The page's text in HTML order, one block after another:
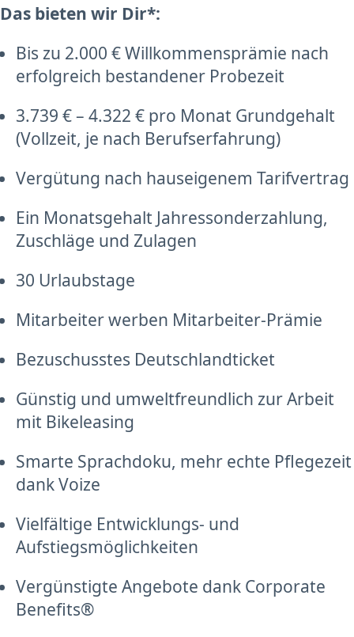
Das bieten wir Dir*:
Bis zu 2.000 € Willkommensprämie nach
erfolgreich bestandener Probezeit
3.739 € – 4.322 € pro Monat Grundgehalt
(Vollzeit, je nach Berufserfahrung)
Vergütung nach hauseigenem Tarifvertrag
Ein Monatsgehalt Jahressonderzahlung,
Zuschläge und Zulagen
30 Urlaubstage
Mitarbeiter werben Mitarbeiter-Prämie
Bezuschusstes Deutschlandticket
Günstig und umweltfreundlich zur Arbeit
mit Bikeleasing
Smarte Sprachdoku, mehr echte Pflegezeit
dank Voize
Vielfältige Entwicklungs- und
Aufstiegsmöglichkeiten
Vergünstigte Angebote dank Corporate
Benefits®